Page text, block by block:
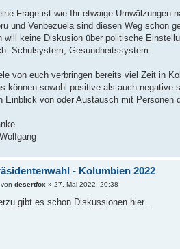
Frage ist wie Ihr etwaige Umwälzungen
und Venbezuela sind diesen Weg schon
will keine Diskusion über politische
Schulsystem, Gesundheitssystem.
von euch verbringen bereits viel Zeit in
können sowohl positive als auch negative
Einblick von oder Austausch mit Personen
- Kolumbien 2022
Bvon desertfox » 27. Mai 2022, 20:38
gibt es schon Diskussionen hier...